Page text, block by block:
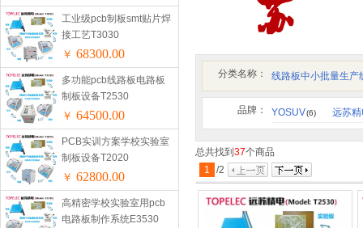
工业级pcb制板smt贴片焊
接工艺T3030
￥ 68300.00
多功能pcb线路板电路板
制板设备T2530
￥ 64500.00
PCB实训方案学校实验室
制板设备T2020
￥ 62800.00
高精密学校实验室用pcb
电路板制作系统E3530
分类名称： 线路板中小批量生产
品牌： YOSUV(6) 远苏
总共找到 37个商品
1
/2